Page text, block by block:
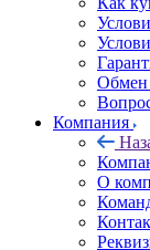
Обмен
Компания
О